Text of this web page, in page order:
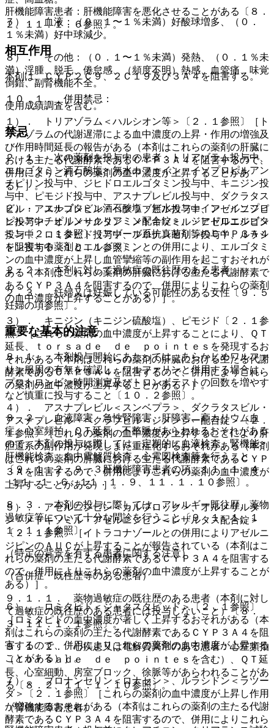
肝機能障害患者：肝機能障害を悪化させることがある〔８．
２、１１．１．６参照〕。
相互作用
本剤は、ＣＹＰ２Ｃ９、２Ｃ１９及び３Ａ４を阻害する。
１０．１． 併用禁忌：
１）． トリアゾラム＜ハルシオン等＞〔２．１参照〕［ト
リアゾラムの代謝遅滞による血中濃度の上昇・作用の増強及
び作用時間延長の報告がある（本剤はこれらの薬剤の肝臓に
おける主たる代謝酵素であるＣＹＰ３Ａ４を阻害するので、
併用によりこれらの薬剤の血中濃度が上昇することがあ
る）］。
２）． エルゴタミン酒石酸塩・無水カフェイン・イソプロ
ピルアンチピリン＜クリアミン配合錠＞、ジヒドロエルゴタ
ミン〔２．１参照〕［アゾール系抗真菌剤等のＣＹＰ３Ａ４
を阻害する薬剤とエルゴタミンとの併用により、エルゴタミ
ンの血中濃度が上昇し血管攣縮等の副作用を起こすおそれが
ある（本剤はこれらの薬剤の肝臓における主たる代謝酵素で
あるＣＹＰ３Ａ４を阻害するので、併用によりこれらの薬剤
の血中濃度が上昇することがある）］。
３）． キニジン（キニジン硫酸塩）、ピモジド〔２．１参
照〕［これらの薬剤の血中濃度が上昇することにより、ＱＴ
延長、ｔｏｒｓａｄｅ ｄｅ ｐｏｉｎｔｅｓを発現するお
それがある（本剤はこれらの薬剤の肝臓における主たる代謝
酵素であるＣＹＰ３Ａ４を阻害するので、併用によりこれら
の薬剤の血中濃度が上昇することがある）］。
４）． アスナプレビル＜スンベプラ＞、ダクラタスビル・
アスナプレビル・ベクラブビル＜ジメンシー配合錠＞〔２．
１参照〕［これらの薬剤の血中濃度が上昇することにより肝
胆道系の副作用が発現しまた重症化するおそれがある（本剤
はこれらの薬剤の肝臓における主たる代謝酵素であるＣＹＰ
３Ａを阻害するので、併用によりこれらの薬剤の血中濃度が
上昇することがある）］。
５）． アゼルニジピン＜カルブロック＞、オルメサルタ
ン メドキソミル・アゼルニジピン＜レザルタス配合錠＞
〔２．１参照〕［イトラコナゾールとの併用によりアゼルニ
ジピンのＡＵＣが上昇することが報告されている（本剤はこ
れらの薬剤の主たる代謝酵素であるＣＹＰ３Ａ４を阻害する
ので、併用によりこれらの薬剤の血中濃度が上昇することが
ある）］。
６）． ロミタピド＜ジャクスタピッド＞〔２．１参照〕
［ロミタピドの血中濃度が著しく上昇するおそれがある（本
剤はこれらの薬剤の主たる代謝酵素であるＣＹＰ３Ａ４を阻
害するので、併用によりこれらの薬剤の血中濃度が上昇する
ことがある）］。
７）． ブロナンセリン＜ロナセン＞、ルラシドン＜ラツー
ダ＞〔２．１参照〕［これらの薬剤の血中濃度が上昇し作用
が増強するおそれがある（本剤はこれらの薬剤の主たる代謝
酵素であるＣＹＰ３Ａ４を阻害するので、併用によりこれら
７）． 血液：（０．１〜１％未満）好酸球増多、（０．
１％未満）好中球減少。
８）． その他：（０．１〜１％未満）発熱、（０．１％未
満）浮腫、脱毛、倦怠感、（頻度不明）熱感、血管痛、味覚
倒錯、副腎機能不全。
使用成績調査を含む。
禁忌
２．１． 次の薬剤を投与中の患者：トリアゾラム投与中、
エルゴタミン酒石酸塩・無水カフェイン・イソプロピルアン
チピリン投与中、ジヒドロエルゴタミン投与中、キニジン投
与中、ピモジド投与中、アスナプレビル投与中、ダクラタス
ビル・アスナプレビル・ベクラブビル投与中、アゼルニジピ
ン投与中、オルメサルタン メドキソミル・アゼルニジピン
投与中、ロミタピド投与中、ブロナンセリン投与中、ルラシ
ドン投与中〔１０．１参照〕。
２．２． 本剤に対して過敏症の既往歴のある患者。
２．３． 妊婦又は妊娠している可能性のある女性〔９．５
妊婦の項参照〕。
重要な基本的注意
８．１． 本剤投与開始にあたっては、あらかじめワルファ
リン服用の有無を確認し、ワルファリンと併用する場合は、
プロトロンビン時間測定及びトロンボテストの回数を増やす
など慎重に投与すること〔１０．２参照〕。
８．２． 血液障害、急性腎障害、肝障害、高カリウム血
症、心室頻拍、ＱＴ延長、不整脈があらわれるおそれがある
ので、本剤の投与に際しては、定期的に血液検査、腎機能・
肝機能検査、血中電解質検査、心電図検査等を行うこと
〔９．１．２、９．３肝機能障害患者の項、１１．１．４
−１１．１．６、１１．１．９、１１．１．１０参照〕。
８．３． 本剤の投与に際しては、アレルギー既往歴、薬物
過敏症等について十分な問診を行うこと〔９．１．１、１
１．１．１参照〕。
（特定の背景を有する患者に関する注意）
（合併症・既往歴等のある患者）
９．１．１． 薬物過敏症の既往歴のある患者（本剤に対し
て過敏症の既往歴のある患者には投与しないこと）〔８．
３、１１．１．１参照〕。
９．１．２． 心疾患又は電解質異常のある患者：心室頻拍
（ｔｏｒｓａｄｅ ｄｅ ｐｏｉｎｔｅｓを含む）、ＱＴ延
長、心室細動、房室ブロック、徐脈等があらわれることがあ
る〔８．２、１１．１．１０参照〕。
（腎機能障害患者）